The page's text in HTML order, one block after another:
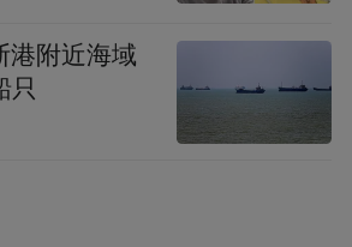
港附近海域
只